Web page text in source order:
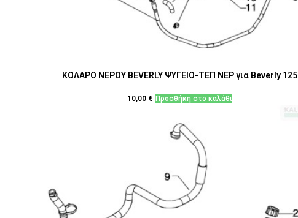
ΚΟΛΑΡΟ ΝΕΡΟΥ BEVERLY ΨΥΓΕΙΟ-ΤΕΠ ΝΕΡ για Beverly 125
10,00 € Προσθήκη στο καλάθι